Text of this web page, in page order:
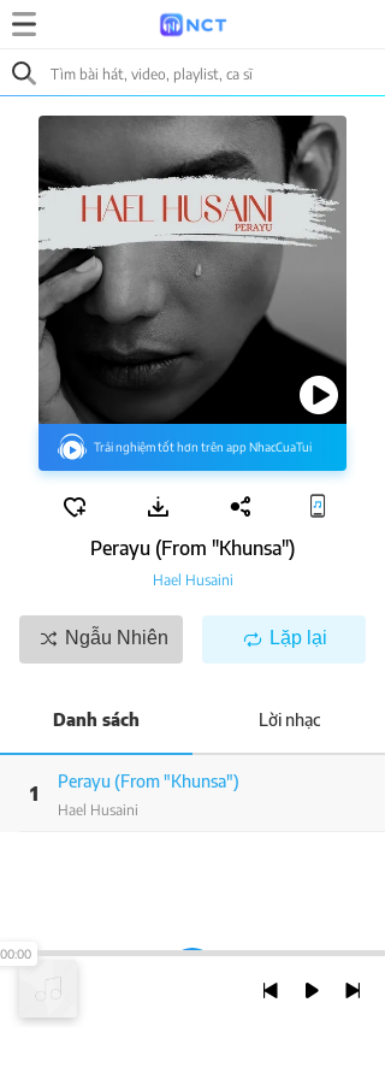
Trải nghiệm tốt hơn trên app NhacCuaTui
Perayu (From "Khunsa")
Hael Husaini
Ngẫu Nhiên Lặp lại
Danh sách Lời nhạc
1
Perayu (From "Khunsa")
Hael Husaini
00:00